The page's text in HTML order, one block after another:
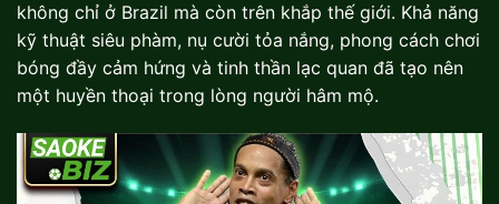
không chỉ ở Brazil mà còn trên khắp thế giới. Khả năng
kỹ thuật siêu phàm, nụ cười tỏa nắng, phong cách chơi
bóng đầy cảm hứng và tinh thần lạc quan đã tạo nên
một huyền thoại trong lòng người hâm mộ.